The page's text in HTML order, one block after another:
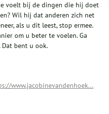
voelt bij de dingen die hij doet
Wil hij dat anderen zich net
als u dit leest, stop ermee.
om u beter te voelen. Ga
Dat bent u ook.
www.jacobinevandenhoek...